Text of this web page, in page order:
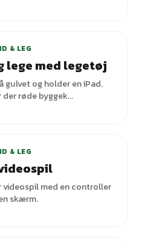
& LEG
lege med legetøj
gulvet og holder en iPad.
der røde byggek...
& LEG
videospil med en controller
skærm.